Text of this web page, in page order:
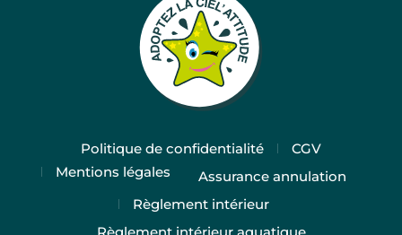
Politique de confidentialité
CGV
Mentions légales
Assurance annulation
Règlement intérieur